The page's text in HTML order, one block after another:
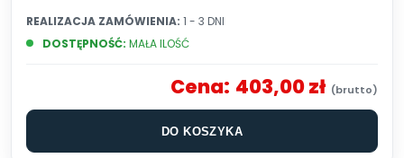
DOSTĘPNOŚĆ: MAŁA ILOŚĆ
REALIZACJA ZAMÓWIENIA: 1 - 3 DNI
Cena: 403,00 zł
DO KOSZYKA